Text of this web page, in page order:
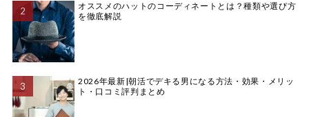
オススメのハットのコーディネートとは？種類や選び方
を徹底解説
2026年最新|朝活でデキる男になる方法・効果・メリッ
ト・口コミ評判まとめ